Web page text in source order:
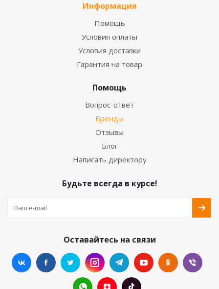
Информация
Помощь
Условия оплаты
Условия доставки
Гарантия на товар
Помощь
Вопрос-ответ
Бренды
Отзывы
Блог
Написать директору
Будьте всегда в курсе!
Оставайтесь на связи